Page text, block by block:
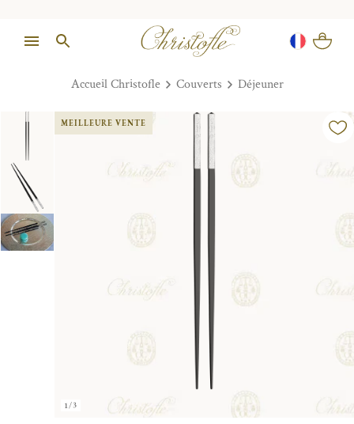
Accueil Christofle Couverts Déjeuner
1/3
MEILLEURE VENTE